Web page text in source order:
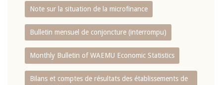
Note sur la situation de la microfinance
Bulletin mensuel de conjoncture (interrompu)
Monthly Bulletin of WAEMU Economic Statistics
Bilans et comptes de résultats des établissements de